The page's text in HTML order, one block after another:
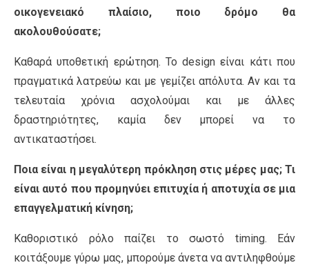
οικογενειακό πλαίσιο, ποιο δρόμο θα
ακολουθούσατε;
Καθαρά υποθετική ερώτηση. Το design είναι κάτι που
πραγματικά λατρεύω και με γεμίζει απόλυτα. Αν και τα
τελευταία χρόνια ασχολούμαι και με άλλες
δραστηριότητες, καμία δεν μπορεί να το
αντικαταστήσει.
Ποια είναι η μεγαλύτερη πρόκληση στις μέρες μας; Τι
είναι αυτό που προμηνύει επιτυχία ή αποτυχία σε μια
επαγγελματική κίνηση;
Καθοριστικό ρόλο παίζει το σωστό timing. Εάν
κοιτάξουμε γύρω μας, μπορούμε άνετα να αντιληφθούμε